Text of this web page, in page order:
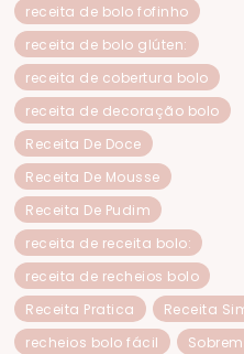
receita de bolo fofinho
receita de bolo glúten:
receita de cobertura bolo
receita de decoração bolo
Receita De Doce
Receita De Mousse
Receita De Pudim
receita de receita bolo:
receita de recheios bolo
Receita Pratica
Receita
recheios bolo fácil